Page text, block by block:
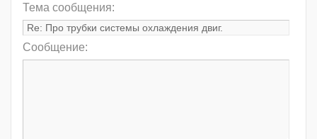
Тема сообщения:
Сообщение: